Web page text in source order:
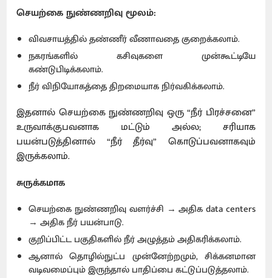
செயற்கை நுண்ணறிவு மூலம்:
விவசாயத்தில் தண்ணீர் வீணாவதை குறைக்கலாம்.
நகரங்களில் கசிவுகளை முன்கூட்டியே
கண்டுபிடிக்கலாம்.
நீர் விநியோகத்தை திறமையாக நிர்வகிக்கலாம்.
இதனால் செயற்கை நுண்ணறிவு ஒரு “நீர் பிரச்சனை”
உருவாக்குபவனாக மட்டும் அல்ல; சரியாக
பயன்படுத்தினால் “நீர் தீர்வு” கொடுப்பவனாகவும்
இருக்கலாம்.
சுருக்கமாக
செயற்கை நுண்ணறிவு வளர்ச்சி → அதிக data centers
→ அதிக நீர் பயன்பாடு.
குறிப்பிட்ட பகுதிகளில் நீர் அழுத்தம் அதிகரிக்கலாம்.
ஆனால் தொழில்நுட்ப முன்னேற்றமும், சிக்கனமான
வடிவமைப்பும் இருந்தால் பாதிப்பை கட்டுப்படுத்தலாம்.